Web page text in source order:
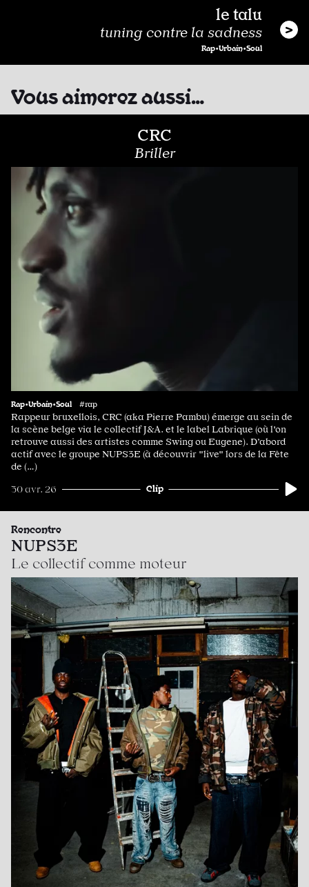
le talu
tuning contre la sadness
Rap•Urbain•Soul
Vous aimerez aussi…
CRC
Briller
Rap•Urbain•Soul #rap
Rappeur bruxellois, CRC (aka Pierre Pambu) émerge au sein de
la scène belge via le collectif J&A. et le label Labrique (où l'on
retrouve aussi des artistes comme Swing ou Eugene). D’abord
actif avec le groupe NUPS3E (à découvrir "live" lors de la Fête
de (…)
30 avr. 26 Clip
Rencontre
NUPS3E
Le collectif comme moteur